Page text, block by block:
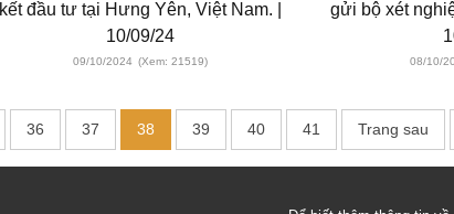
kết đầu tư tại Hưng Yên, Việt Nam. |
10/09/24
09/10/2024 (Xem: 21519)
gửi bộ xét
08/10/
36 37 38 39 40 41 Trang sau